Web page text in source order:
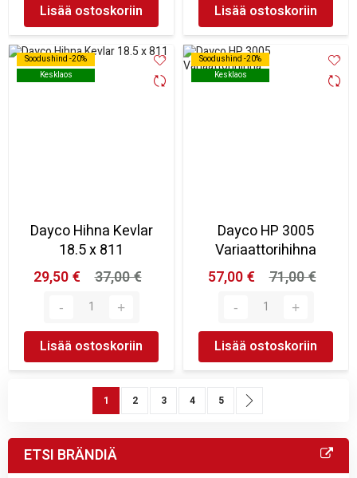
Lisää ostoskoriin Lisää ostoskoriin
Soodushind -20%
Kesklaos
Soodushind -20%
Kesklaos
Dayco Hihna Kevlar
18.5 x 811
29,50 €
37,00 €
Lisää ostoskoriin
Soodushind -20%
Kesklaos
Soodushind -20%
Kesklaos
Dayco HP 3005
Variaattorihihna
57,00 €
71,00 €
Lisää ostoskoriin
SivuYou're currently reading page
1 Sivu
2 Sivu
3 Sivu
4 Sivu
5
ETSI BRÄNDIÄ